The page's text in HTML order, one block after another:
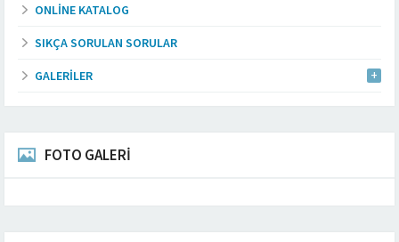
ONLINE KATALOG
SIKÇA SORULAN SORULAR
GALERILER
FOTO GALERİ